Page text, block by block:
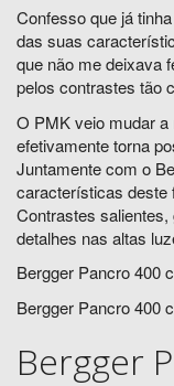
Confesso que já
das suas
que não me deixava
pelos contrastes tão
O PMK veio mudar a
efetivamente torna
Juntamente com o
características deste
Contrastes
detalhes nas altas
Bergger Pancro 400
Bergger Pancro 400
Bergger